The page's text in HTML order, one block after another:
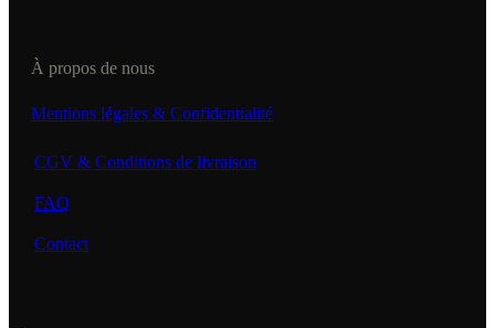
À propos de nous
Mentions légales & Confidentialité
CGV & Conditions de livraison
FAQ
Contact